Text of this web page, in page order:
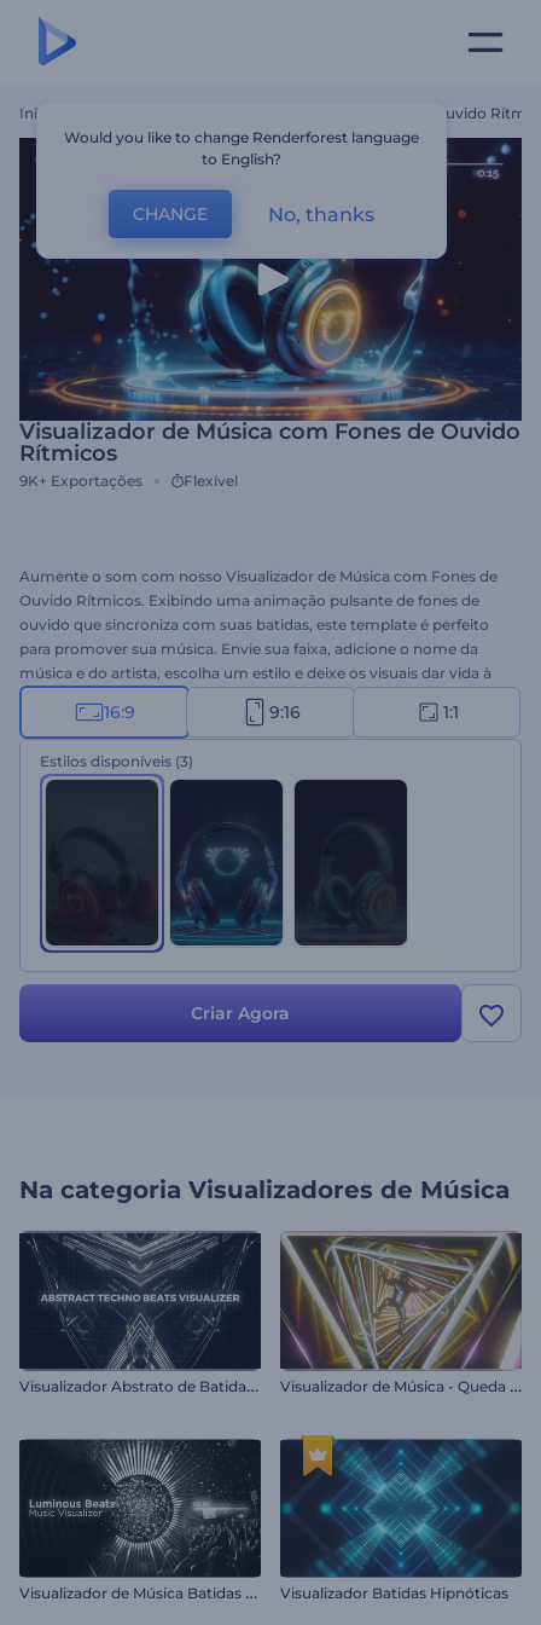
Início Visualizador De Música Com Fones De Ouvido
Visualizador de Música com Fones de Ouvido
Rítmicos
9K+ Exportações Flexível
Aumente o som com nosso Visualizador de Música com Fones de
Ouvido Rítmicos. Exibindo uma animação pulsante de fones de
ouvido que sincroniza com suas batidas, este template é perfeito
para promover sua música. Envie sua faixa, adicione o nome da
música e do artista, escolha um estilo e deixe os visuais dar vida à
sua música. Ideal para músicos, DJs, produtores musicais e
YouTubers que querem impulsionar seu canal com novos vídeos
musicais. Crie agora e faça sua música se destacar!
16:9 9:16 1:1
Estilos disponíveis (3)
Criar Agora
Na categoria Visualizadores de Música
V
isualizador Abstrato de Batidas Techno V
isualizador de Música - Queda em Loop
V
isualizador de Música Batidas Luminosas Visualizador Batidas Hipnóticas
Would you like to change Renderforest language
to English?
CHANGE No, thanks